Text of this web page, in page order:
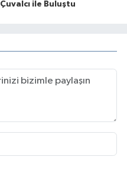
Çuvalcı ile Buluştu